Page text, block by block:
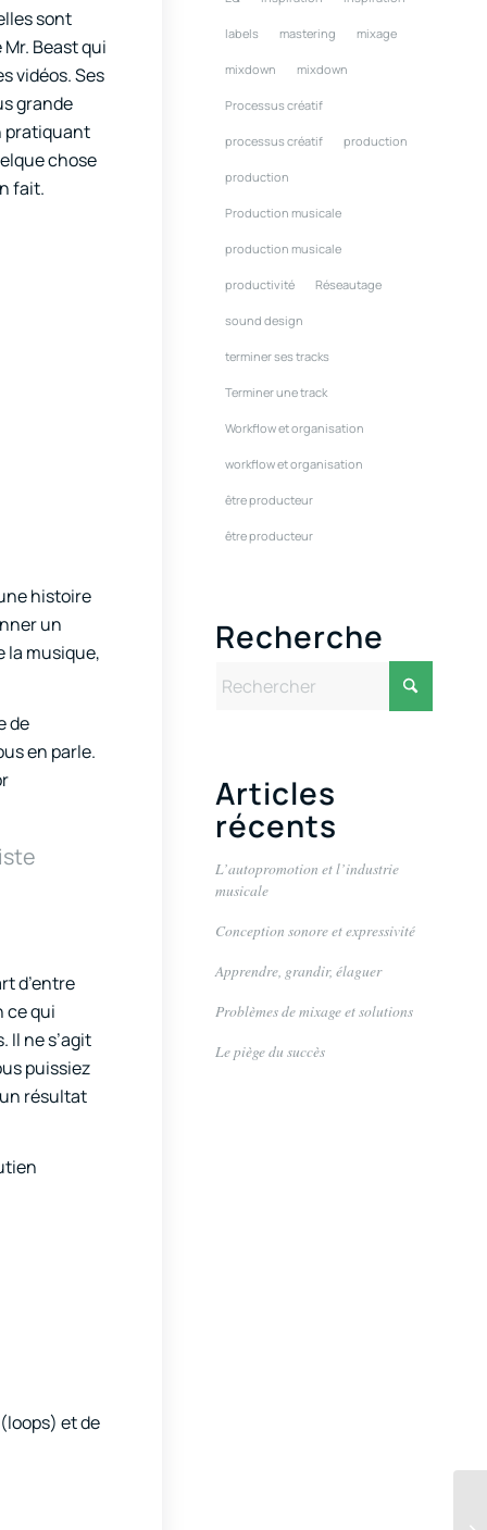
sont
Beast qui
vidéos. Ses
grande
pratiquant
chose
fait.
histoire
un
la musique,
de
en parle.
d’entre
ce qui
Il ne s’agit
puissiez
résultat
et de
labels mastering mixage
mixdown mixdown
Processus créatif
processus créatif production
production
Production musicale
production musicale
productivité Réseautage
sound design
terminer ses tracks
Terminer une track
Workflow et organisation
workflow et organisation
être producteur
être producteur
Recherche
Articles
récents
L’autopromotion et l’industrie
musicale
Conception sonore et expressivité
Apprendre, grandir, élaguer
Problèmes de mixage et solutions
Le piège du succès